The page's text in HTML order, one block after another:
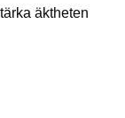
äktheten